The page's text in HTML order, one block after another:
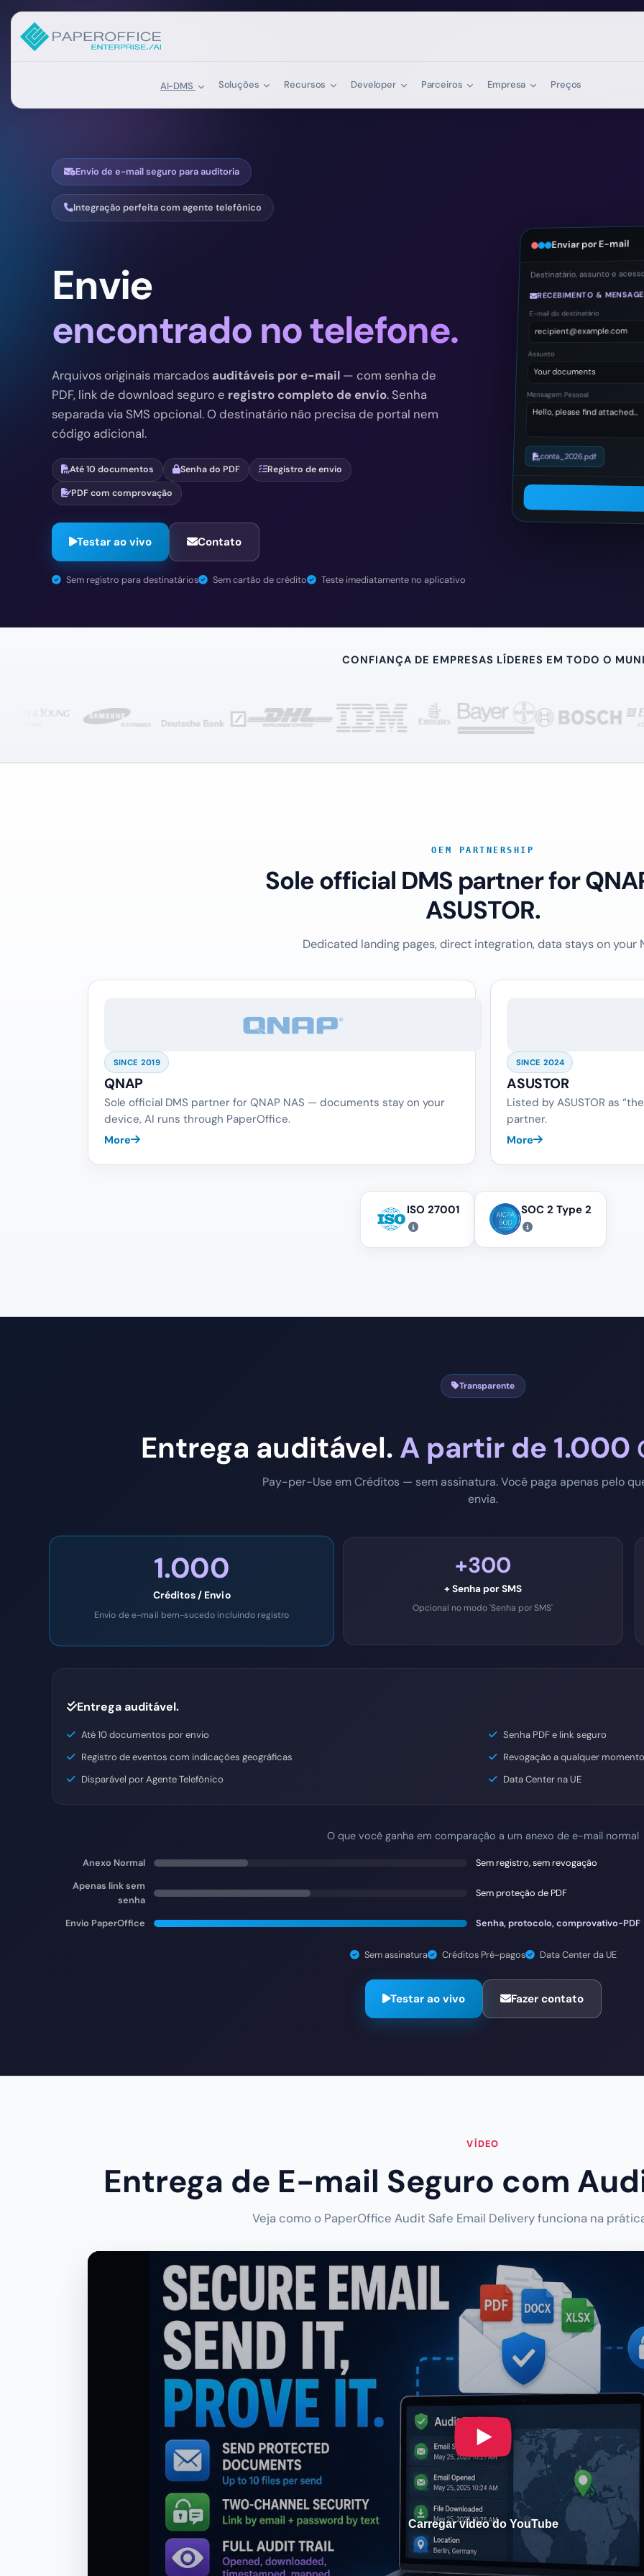
AI-DMS Soluções Recursos Developer Parceiros Empresa Preços
Envio de e-mail seguro para auditoria
Integração perfeita com agente telefônico
Envie
Arquivos originais marcados auditáveis por e-mail — com senha de
PDF, link de download seguro e registro completo de envio. Senha
separada via SMS opcional. O destinatário não precisa de portal nem
código adicional.
Até 10 documentos Senha do PDF Registro de envio
PDF com comprovação
Testar ao vivo Contato
Sem registro para destinatários Sem cartão de crédito Teste imediatamente no aplicativo
Enviar por E-mail
Destinatário, assunto e acesso
RECEBIMENTO & MENSAGEM
E-mail do destinatário
recipient@example.com
Assunto
Your documents
Mensagem Pessoal
Hello, please find attached…
conta_2026.pdf
CONFIANÇA DE EMPRESAS LÍDERES EM TODO O
OEM PARTNERSHIP
Sole official DMS partner for
ASUSTOR.
Dedicated landing pages, direct integration, data stays on your
SINCE 2019
QNAP
Sole official DMS partner for QNAP NAS — documents stay on your
device, AI runs through PaperOffice.
More
SINCE 2024
ASUSTOR
Listed by ASUSTOR as
partner.
More
ISO 27001 SOC 2 Type 2
Transparente
Entrega auditável. A partir de 1.000
Pay-per-Use em Créditos — sem assinatura. Você paga apenas pelo
envia.
1.000
Créditos / Envio
Envio de e-mail bem-sucedo incluindo registro
+300
+ Senha por SMS
Opcional no modo 'Senha por SMS'
Entrega auditável.
Até 10 documentos por envio
Senha PDF e link seguro
Registro de eventos com indicações geográficas
Revogação a qualquer momento
Disparável por Agente Telefônico
Data Center na UE
O que você ganha em comparação a um anexo de e-mail normal
Anexo Normal
Sem registro, sem revogação
Apenas link sem
senha
Sem proteção de PDF
Envio PaperOffice Senha, protocolo, comprovativo-PDF
Sem assinatura Créditos Pré-pagos Data Center da UE
Testar ao vivo Fazer contato
VÍDEO
Entrega de E-mail Seguro com
Veja como o PaperOffice Audit Safe Email Delivery funciona na
Carregar vídeo do YouTube